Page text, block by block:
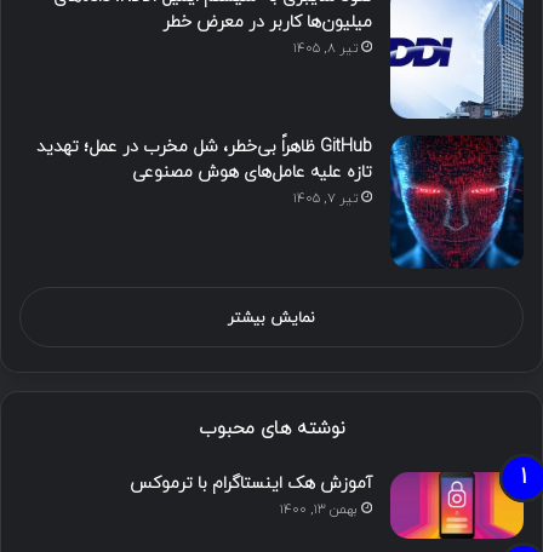
میلیون‌ها کاربر در معرض خطر
تیر ۸, ۱۴۰۵
GitHub ظاهراً بی‌خطر، شل مخرب در عمل؛ تهدید
تازه علیه عامل‌های هوش مصنوعی
تیر ۷, ۱۴۰۵
نمایش بیشتر
نوشته های محبوب
آموزش هک اینستاگرام با ترموکس
بهمن ۱۳, ۱۴۰۰